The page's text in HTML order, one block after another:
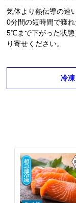
気体より熱伝導の速
0分間の短時間で獲
5℃まで下がった状態
り寄せください。
冷